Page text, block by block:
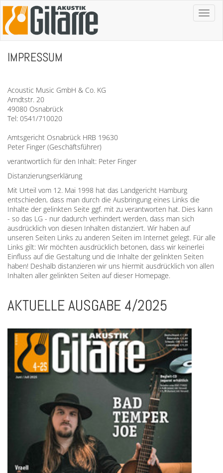
Toggle
IMPRESSUM
Acoustic Music GmbH & Co. KG
Arndtstr. 20
49080 Osnabrück
Tel: 0541/710020
Amtsgericht Osnabrück HRB 19630
Peter Finger (Geschäftsführer)
verantwortlich für den Inhalt: Peter Finger
Distanzierungserklärung
Mit Urteil vom 12. Mai 1998 hat das Landgericht Hamburg
entschieden, dass man durch die Ausbringung eines Links die
Inhalte der gelinkten Seite ggf. mit zu verantworten hat. Dies kann
- so das LG - nur dadurch verhindert werden, dass man sich
ausdrücklich von diesen Inhalten distanziert. Wir haben auf
unseren Seiten Links zu anderen Seiten im Internet gelegt. Für alle
Links gilt: Wir möchten ausdrücklich betonen, dass wir keinerlei
Einfluss auf die Gestaltung und die Inhalte der gelinkten Seiten
haben! Deshalb distanzieren wir uns hiermit ausdrücklich von allen
Inhalten aller gelinkten Seiten auf dieser Homepage.
AKTUELLE AUSGABE 4/2025